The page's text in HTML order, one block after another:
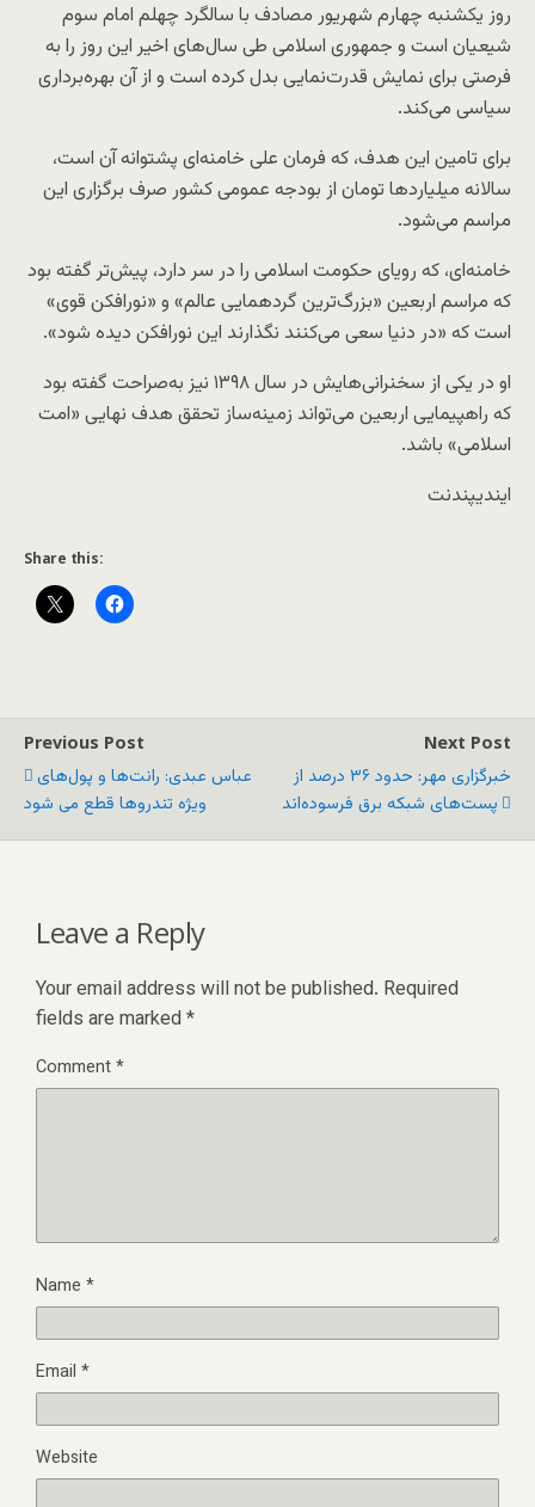
روز یکشنبه چهارم شهریور مصادف با سالگرد چهلم امام سوم
شیعیان است و جمهوری اسلامی طی سال‌های اخیر این روز را به
فرصتی برای نمایش قدرت‌نمایی بدل کرده است و از آن بهره‌برداری
سیاسی می‌کند.
برای تامین این هدف، که فرمان علی خامنه‌ای پشتوانه آن است،
سالانه میلیاردها تومان از بودجه عمومی کشور صرف برگزاری این
مراسم می‌شود.
خامنه‌ای، که رویای حکومت اسلامی را در سر دارد، پیش‌تر گفته بود
که مراسم اربعین «بزرگ‌ترین گردهمایی عالم» و «نورافکن قوی»
است که «در دنیا سعی می‌کنند نگذارند این نورافکن دیده شود».
او در یکی از سخنرانی‌هایش در سال ۱۳۹۸ نیز به‌صراحت گفته بود
که راهپیمایی اربعین می‌تواند زمینه‌ساز تحقق هدف نهایی «امت
اسلامی» باشد.
ایندیپندنت
Share this:
Previous Post
عباس عبدی: رانت‌ها و پول‌های
ویژه تندروها قطع می شود
Next Post
خبرگزاری مهر: حدود ۳۶ درصد از
پست‌های شبکه برق فرسوده‌اند
Leave a Reply
Your email address will not be published. Required
fields are marked *
Comment*
Name *
Email *
Website